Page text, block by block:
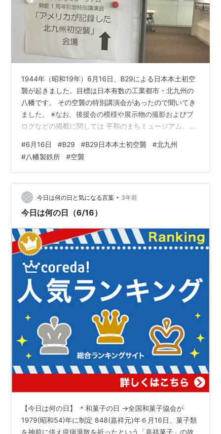
1944年（昭和19年）6月16日、B29による日本本土初空
襲が起きました。目標は日本有数の工業都市・北九州の
八幡です。 その空襲の特別講演会があったので聞いてき
ました。 ※なお、後援会の模様や展示物の撮影およびブ
ログなどの掲載に関しては 平和のまちミュージアム、お
は、空襲戦災を記録する会全国連絡会議事務局長の工藤
洋三先生です。 今回は、講演会で聞いた情報を盛り込み
ながらB29の日本本土初空襲をみてみます。 （B29日本
本土初空襲は中国大陸から出撃） B29の日本初空襲、そ
れは中国大陸の奥地・成都からの出撃でした。B29によ
る日本本土空襲は、…
#6月16日 #B29 #B29日本本土初空襲 #北九州
#八幡製鉄所 #空襲
今日は何の日と気になる言葉 • 3年前
今日は何の日（6/16）
【今日は何の日】 ＊和菓子の日 →全国和菓子協会が
1979(昭和54)年に制定 848(嘉祥元)年６月16日、菓子類
を神前に供え疫病退散を祈ったという「嘉祥菓子」の故